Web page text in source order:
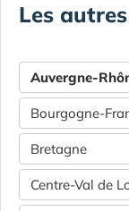
Les autres
Auvergne-
Bourgogne-
Bretagne
Centre-Val de